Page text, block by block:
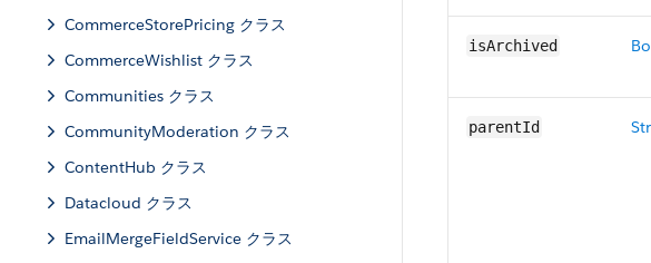
CommerceStorePricing クラス
CommerceWishlist クラス
Communities クラス
CommunityModeration クラス
ContentHub クラス
Datacloud クラス
EmailMergeFieldService クラス
isArchived
parentId